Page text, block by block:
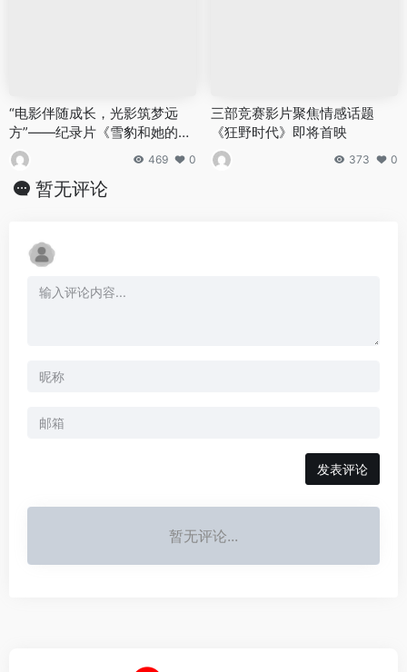
“电影伴随成长，光影筑梦远
方”——纪录片《雪豹和她的朋
友们》走进青海校园
469 0
三部竞赛影片聚焦情感话题
《狂野时代》即将首映
373 0
暂无评论
发表评论
暂无评论...